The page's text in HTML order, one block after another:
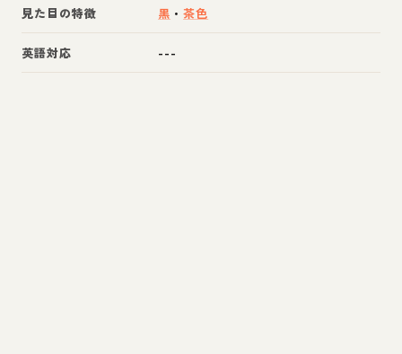
見た目の特徴 黒 ・茶色
英語対応 ---